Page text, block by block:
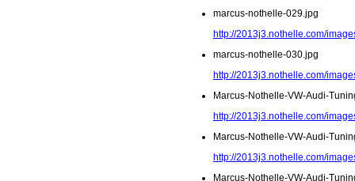
marcus-nothelle-029.jpg
http://2013j3.nothelle.com/
marcus-nothelle-030.jpg
http://2013j3.nothelle.com/
Marcus-Nothelle-VW-Audi-
http://2013j3.nothelle.com/
Marcus-Nothelle-VW-Audi-
http://2013j3.nothelle.com/
Marcus-Nothelle-VW-Audi-